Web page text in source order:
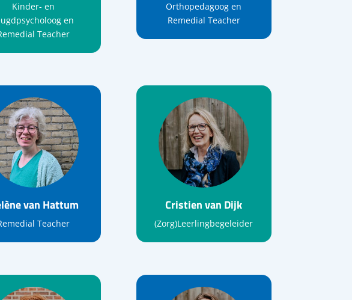
Kinder- en
en
Teacher
Orthopedagoog en
Remedial Teacher
van Hattum
Teacher
Cristien van Dijk
(Zorg)Leerlingbegeleider